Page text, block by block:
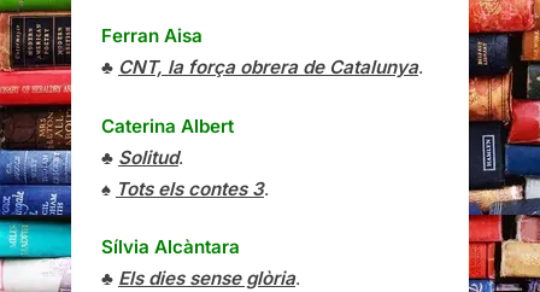
Ferran Aisa
♣ CNT, la força obrera de Catalunya.
Caterina Albert
♣ Solitud.
♠ Tots els contes 3.
Sílvia Alcàntara
♣ Els dies sense glòria.